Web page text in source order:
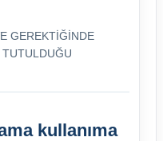
GEREKTIĞINDE
kullanıma